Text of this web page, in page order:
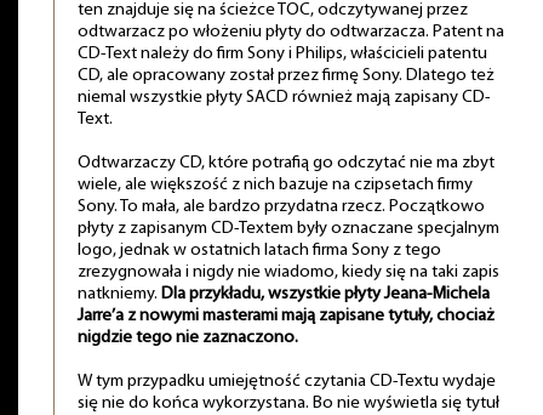
ten znajduje się na ścieżce TOC, odczytywanej przez
odtwarzacz po włożeniu płyty do odtwarzacza. Patent na
CD-Text należy do firm Sony i Philips, właścicieli patentu
CD, ale opracowany został przez firmę Sony. Dlatego też
niemal wszystkie płyty SACD również mają zapisany CD-
Text.
Odtwarzaczy CD, które potrafią go odczytać nie ma zbyt
wiele, ale większość z nich bazuje na czipsetach firmy
Sony. To mała, ale bardzo przydatna rzecz. Początkowo
płyty z zapisanym CD-Textem były oznaczane specjalnym
logo, jednak w ostatnich latach firma Sony z tego
zrezygnowała i nigdy nie wiadomo, kiedy się na taki zapis
natkniemy. Dla przykładu, wszystkie płyty Jeana-Michela
Jarre’a z nowymi masterami mają zapisane tytuły, chociaż
nigdzie tego nie zaznaczono.
W tym przypadku umiejętność czytania CD-Textu wydaje
się nie do końca wykorzystana. Bo nie wyświetla się tytuł